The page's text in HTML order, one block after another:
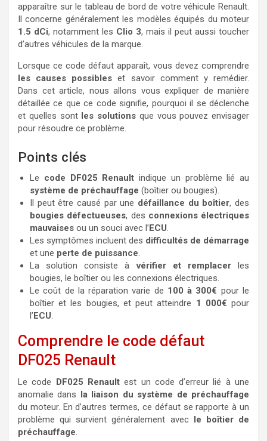
apparaître sur le tableau de bord de votre véhicule Renault.
Il concerne généralement les modèles équipés du moteur
1.5 dCi, notamment les Clio 3, mais il peut aussi toucher
d’autres véhicules de la marque.
Lorsque ce code défaut apparaît, vous devez comprendre
les causes possibles et savoir comment y remédier.
Dans cet article, nous allons vous expliquer de manière
détaillée ce que ce code signifie, pourquoi il se déclenche
et quelles sont les solutions que vous pouvez envisager
pour résoudre ce problème.
Points clés
Le code DF025 Renault indique un problème lié au
système de préchauffage (boîtier ou bougies).
Il peut être causé par une défaillance du boîtier, des
bougies défectueuses, des connexions électriques
mauvaises ou un souci avec l’ECU
Les symptômes incluent des difficultés de démarrage
et une perte de puissance
La solution consiste àvérifier et remplacerles
bougies, le boîtier ou les connexions électriques.
Le coût de la réparation varie de 100 à 300€ pour le
boîtier et les bougies, et peut atteindre 1 000€ pour
l’ECU
Comprendre le code défaut
DF025 Renault
Le code DF025 Renaultest un code d’erreur lié à une
anomalie dans la liaison du système de préchauffage
du moteur. En d’autres termes, ce défaut se rapporte à un
problème qui survient généralement avec le boîtier de
préchauffage